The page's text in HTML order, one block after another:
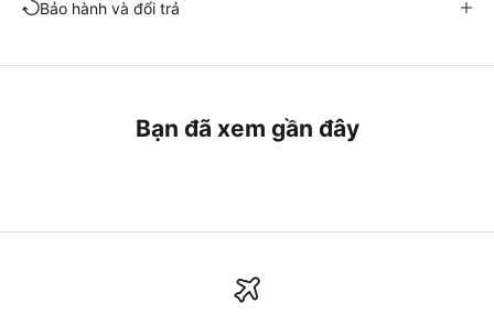
Bảo hành và đổi trả
Bạn đã xem gần đây